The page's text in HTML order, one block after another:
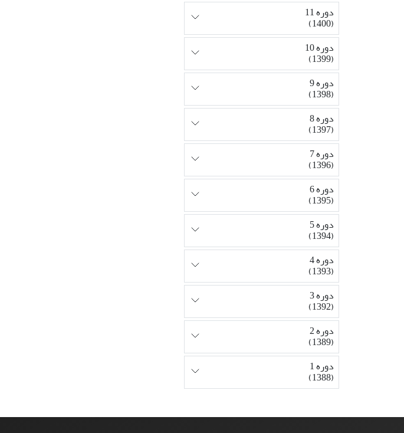
دوره 11
(1400)
دوره 10
(1399)
دوره 9
(1398)
دوره 8
(1397)
دوره 7
(1396)
دوره 6
(1395)
دوره 5
(1394)
دوره 4
(1393)
دوره 3
(1392)
دوره 2
(1389)
دوره 1
(1388)